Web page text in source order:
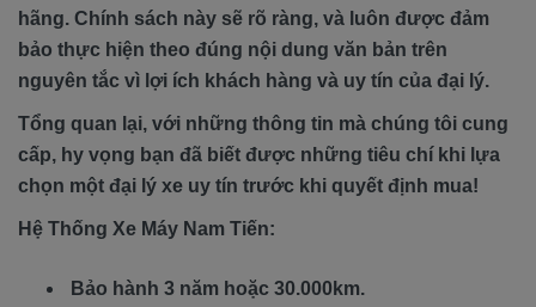
hãng. Chính sách này sẽ rõ ràng, và luôn được đảm
bảo thực hiện theo đúng nội dung văn bản trên
nguyên tắc vì lợi ích khách hàng và uy tín của đại lý.
Tổng quan lại, với những thông tin mà chúng tôi cung
cấp, hy vọng bạn đã biết được những tiêu chí khi lựa
chọn một đại lý xe uy tín trước khi quyết định mua!
Hệ Thống Xe Máy Nam Tiến:
Bảo hành 3 năm hoặc 30.000km.